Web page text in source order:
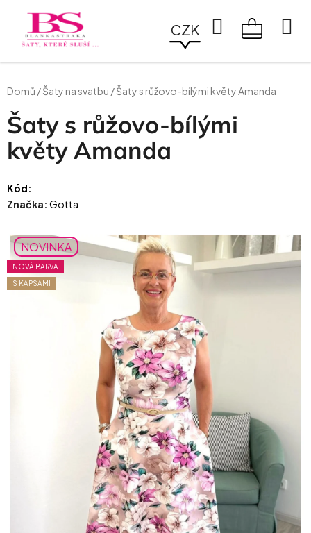
obsah
CZK
Hledat
Domů /Šaty na svatbu /Šaty s růžovo-bílými květy Amanda
Šaty s růžovo-bílými
květy Amanda
Kód:
Značka: Gotta
NOVINKA
NOVÁ BARVA
S KAPSAMI